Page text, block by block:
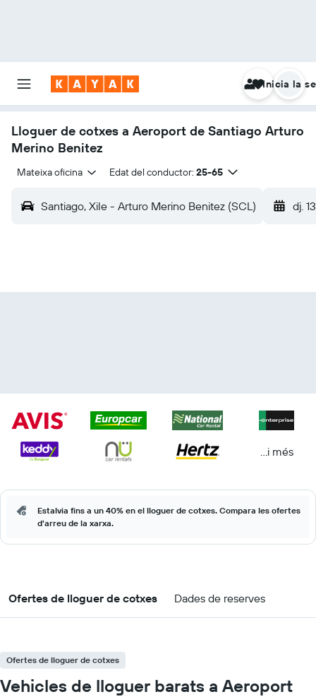
Inicia la
Lloguer de cotxes a Aeroport de Santiago Arturo
Merino Benitez
Mateixa oficina Edat del conductor: 25-65
Santiago, Xile - Arturo Merino Benitez (SCL) dj.
...i més
Estalvia fins a un 40% en el lloguer de cotxes. Compara les ofertes
d'arreu de la xarxa.
Ofertes de lloguer de cotxes Dades de reserves
Ofertes de lloguer de cotxes
Vehicles de lloguer barats a Aeroport